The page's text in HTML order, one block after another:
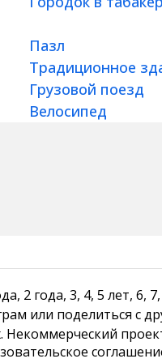
Пазл
Традиционное
Грузовой поезд
Велосипед
2 года, 3, 4, 5 лет, 6,
или поделиться с
Некоммерческий